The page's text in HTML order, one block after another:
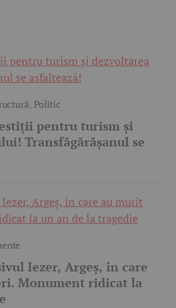
, Politic
pentru turism și
Transfăgărășanul se
Iezer, Argeș, în care
Monument ridicat la